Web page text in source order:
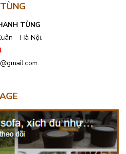
TÙNG
– Hà Nội.